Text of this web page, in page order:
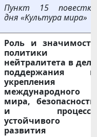
Пункт 15 повестки
дня «Культура мира»
Роль и значимость
политики
нейтралитета в деле
поддержания и
укрепления
международного
мира, безопасности
и процесса
устойчивого
развития